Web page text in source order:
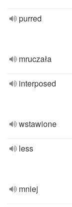
purred
mruczała
interposed
wstawione
less
mniej